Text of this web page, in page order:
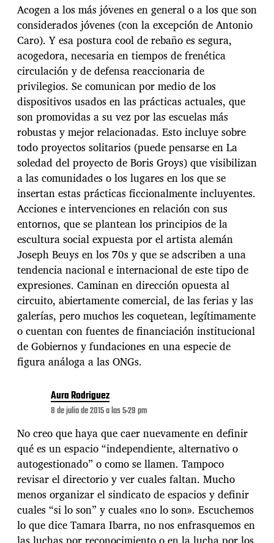
Acogen a los más jóvenes en general o a los que son
considerados jóvenes (con la excepción de Antonio
Caro). Y esa postura cool de rebaño es segura,
acogedora, necesaria en tiempos de frenética
circulación y de defensa reaccionaria de
privilegios. Se comunican por medio de los
dispositivos usados en las prácticas actuales, que
son promovidas a su vez por las escuelas más
robustas y mejor relacionadas. Esto incluye sobre
todo proyectos solitarios (puede pensarse en La
soledad del proyecto de Boris Groys) que visibilizan
a las comunidades o los lugares en los que se
insertan estas prácticas ficcionalmente incluyentes.
Acciones e intervenciones en relación con sus
entornos, que se plantean los principios de la
escultura social expuesta por el artista alemán
Joseph Beuys en los 70s y que se adscriben a una
tendencia nacional e internacional de este tipo de
expresiones. Caminan en dirección opuesta al
circuito, abiertamente comercial, de las ferias y las
galerías, pero muchos les coquetean, legítimamente
o cuentan con fuentes de financiación institucional
de Gobiernos y fundaciones en una especie de
figura análoga a las ONGs.
Aura Rodriguez
8 de julio de 2015 a las 5:29 pm
No creo que haya que caer nuevamente en definir
qué es un espacio “independiente, alternativo o
autogestionado” o como se llamen. Tampoco
revisar el directorio y ver cuales faltan. Mucho
menos organizar el sindicato de espacios y definir
cuales “si lo son” y cuales «no lo son». Escuchemos
lo que dice Tamara Ibarra, no nos enfrasquemos en